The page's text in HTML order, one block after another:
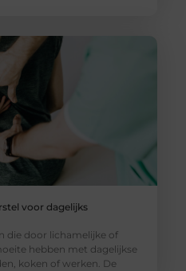
voor dagelijks
die door lichamelijke of
hebben met dagelijkse
koken of werken. De